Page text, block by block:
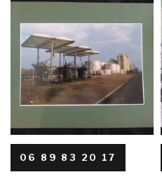
06 89 83 20 17